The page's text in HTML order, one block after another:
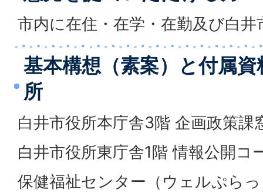
市内に在住・在学・在勤及び白
基本構想（素案）と付属
所
白井市役所本庁舎3階 企画政策課
白井市役所東庁舎1階 情報公開コ
保健福祉センター（ウェルぷら